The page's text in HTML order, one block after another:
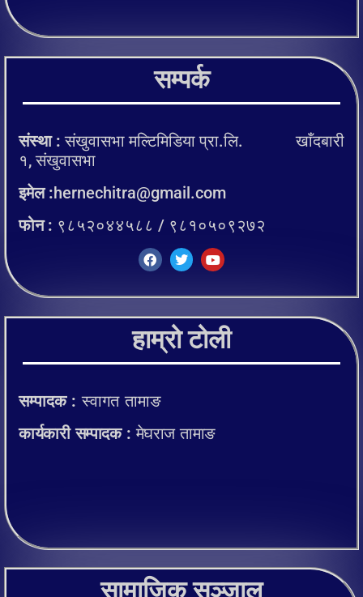
सम्पर्क
संस्था : संखुवासभा मल्टिमिडिया प्रा.लि. खाँदबारी
१, संखुवासभा
इमेल :hernechitra@gmail.com
फोन : ९८५२०४४५८८ / ९८१०५०९२७२
हाम्रो टोली
सम्पादक :स्वागत तामाङ
कार्यकारी सम्पादक :मेघराज तामाङ
सामाजिक सञ्जाल